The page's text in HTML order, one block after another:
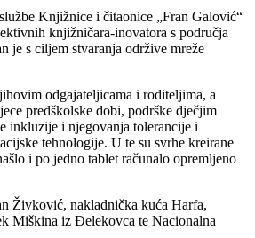
Knjižnice i čitaonice „Fran Galović“
knjižničara-inovatora s područja
je s ciljem stvaranja održive mreže
odgajateljicama i roditeljima, a
predškolske dobi, podrške dječjim
inkluzije i njegovanja tolerancije i
tehnologije. U te su svrhe kreirane
i po jedno tablet računalo opremljeno
Živković, nakladnička kuća Harfa,
Miškina iz Đelekovca te Nacionalna